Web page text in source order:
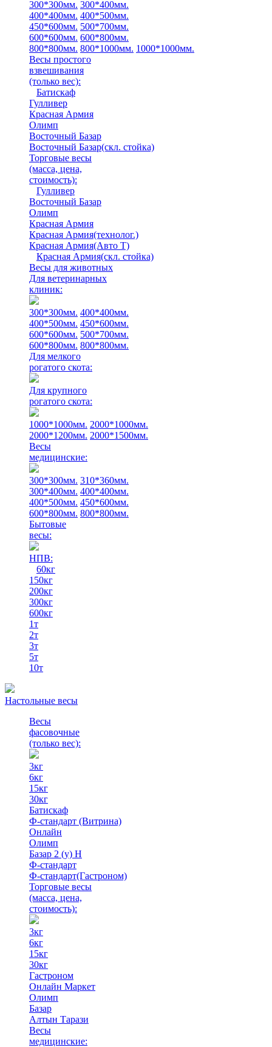
300*300мм. 300*400мм.
400*400мм. 400*500мм.
450*600мм. 500*700мм.
600*600мм. 600*800мм.
800*800мм. 800*1000мм. 1000*1000мм.
Весы простого
взвешивания
(только вес):
Батискаф
Гулливер
Красная Армия
Олимп
Восточный Базар
Восточный Базар(скл. стойка)
Торговые весы
(масса, цена,
стоимость):
Гулливер
Восточный Базар
Олимп
Красная Армия
Красная Армия(технолог.)
Красная Армия(Авто Т)
Красная Армия(скл. стойка)
Весы для животных
Для ветеринарных
клиник:
300*300мм. 400*400мм.
400*500мм. 450*600мм.
600*600мм. 500*700мм.
600*800мм. 800*800мм.
Для мелкого
рогатого скота:
Для крупного
рогатого скота:
1000*1000мм. 2000*1000мм.
2000*1200мм. 2000*1500мм.
Весы
медицинские:
300*300мм. 310*360мм.
300*400мм. 400*400мм.
400*500мм. 450*600мм.
600*800мм. 800*800мм.
Бытовые
весы:
НПВ:
60кг
150кг
200кг
300кг
600кг
1т
2т
3т
5т
10т
Настольные весы
Весы
фасовочные
(только вес):
3кг
6кг
15кг
30кг
Батискаф
Ф-стандарт (Витрина)
Онлайн
Олимп
Базар 2 (у) Н
Ф-стандарт
Ф-стандарт(Гастроном)
Торговые весы
(масса, цена,
стоимость):
3кг
6кг
15кг
30кг
Гастроном
Онлайн Маркет
Олимп
Базар
Алтын Тарази
Весы
медицинские: